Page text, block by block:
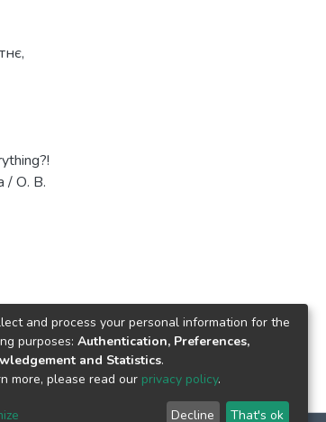
,
/ О. В.
and process your personal information for the
purposes: Authentication, Preferences,
and Statistics.
more, please read our privacy policy.
Decline That's ok